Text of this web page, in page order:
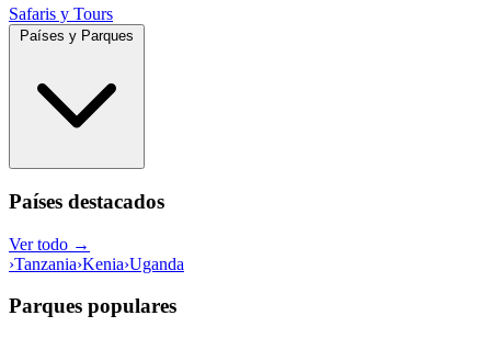
Safaris y Tours
Países destacados
Ver todo →
›Tanzania›Kenia›Uganda
Parques populares